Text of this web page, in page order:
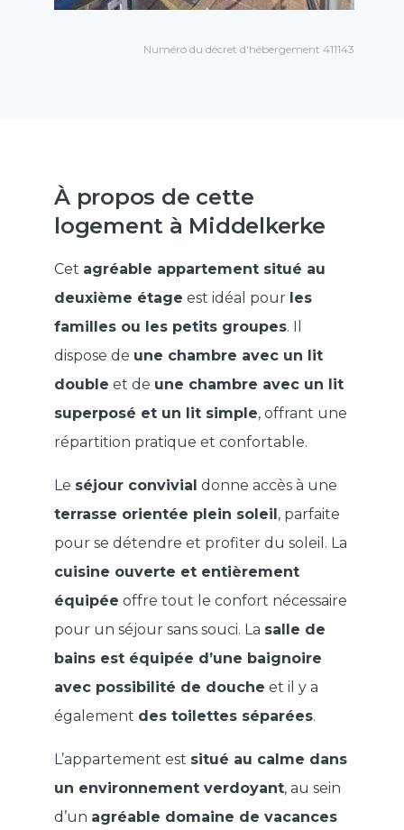
Numéro du décret d'hébergement 411143
À propos de cette
logement à Middelkerke
Cet agréable appartement situé au
deuxième étage est idéal pour les
familles ou les petits groupes. Il
dispose de une chambre avec un lit
double et de une chambre avec un lit
superposé et un lit simple, offrant une
répartition pratique et confortable.
Le séjour convivial donne accès à une
terrasse orientée plein soleil , parfaite
pour se détendre et profiter du soleil. La
cuisine ouverte et entièrement
équipée offre tout le confort nécessaire
pour un séjour sans souci. La salle de
bains est équipée d’une baignoire
avec possibilité de douche et il y a
également des toilettes séparées.
L’appartement est situé au calme dans
un environnement verdoyant, au sein
d’un agréable domaine de vacances